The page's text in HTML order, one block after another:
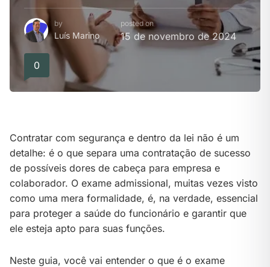
by
Luís Marino
posted on
15 de novembro de 2024
0
Contratar com segurança e dentro da lei não é um
detalhe: é o que separa uma contratação de sucesso
de possíveis dores de cabeça para empresa e
colaborador. O exame admissional, muitas vezes visto
como uma mera formalidade, é, na verdade, essencial
para proteger a saúde do funcionário e garantir que
ele esteja apto para suas funções.
Neste guia, você vai entender o que é o exame